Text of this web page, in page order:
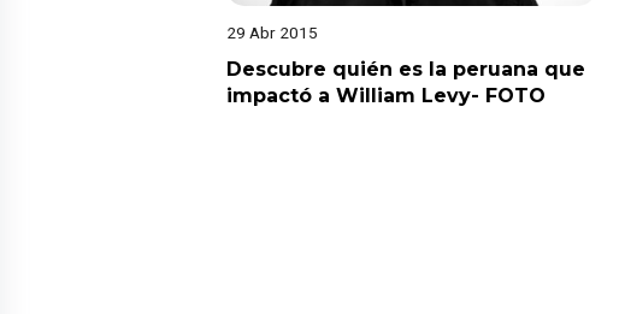
29 Abr 2015
Descubre quién es la peruana que
impactó a William Levy- FOTO